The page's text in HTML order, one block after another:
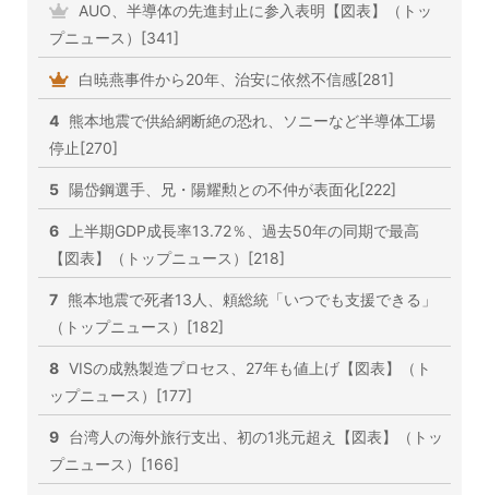
AUO、半導体の先進封止に参入表明【図表】（トッ
プニュース）[341]
白暁燕事件から20年、治安に依然不信感[281]
4 熊本地震で供給網断絶の恐れ、ソニーなど半導体工場
停止[270]
5 陽岱鋼選手、兄・陽耀勲との不仲が表面化[222]
6
上半期GDP成長率13.72％、過去50年の同期で最高
【図表】（トップニュース）[218]
7 熊本地震で死者13人、頼総統「いつでも支援できる」
（トップニュース）[182]
8 VISの成熟製造プロセス、27年も値上げ【図表】（ト
ップニュース）[177]
9 台湾人の海外旅行支出、初の1兆元超え【図表】（トッ
プニュース）[166]